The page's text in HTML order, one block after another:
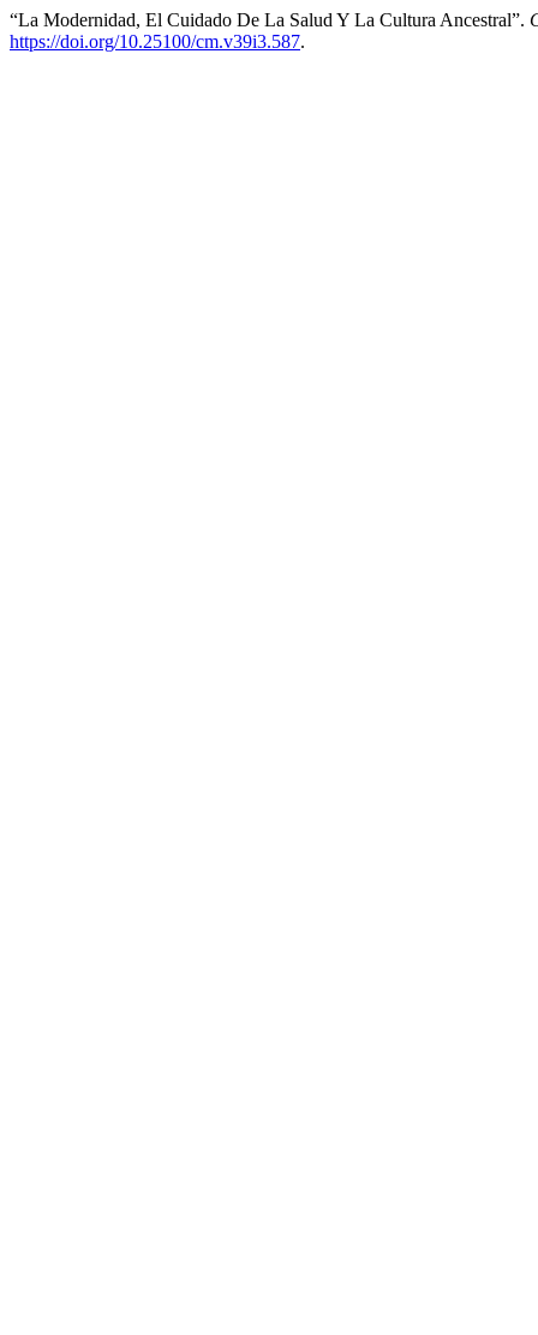
“La Modernidad, El Cuidado De La Salud Y La Cultura Ancestral”.
https://doi.org/10.25100/cm.v39i3.587.